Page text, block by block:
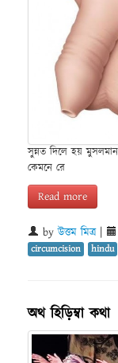
সুন্নত দিলে হয় মুসলমান
কেমনে রে
Read more
byউত্তম মিত্র|
circumcision hindu
অথ হিড়িম্বা কথা